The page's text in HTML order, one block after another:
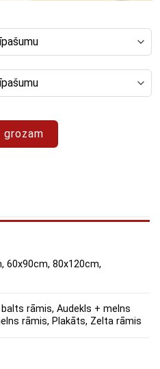
"Abstrakts 45"
60x90cm, 80x120cm,
rāmis, Audekls + melns
rāmis, Plakāts, Zelta rāmis